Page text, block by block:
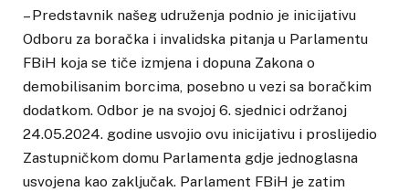
– Predstavnik našeg udruženja podnio je inicijativu
Odboru za boračka i invalidska pitanja u Parlamentu
FBiH koja se tiče izmjena i dopuna Zakona o
demobilisanim borcima, posebno u vezi sa boračkim
dodatkom. Odbor je na svojoj 6. sjednici održanoj
24.05.2024. godine usvojio ovu inicijativu i proslijedio
Zastupničkom domu Parlamenta gdje jednoglasna
usvojena kao zaključak. Parlament FBiH je zatim